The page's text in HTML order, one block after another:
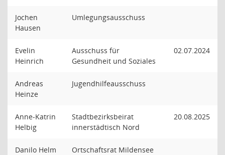
Jochen
Hausen
Umlegungsausschuss
Evelin
Heinrich
Ausschuss für
Gesundheit und Soziales
02.07.2024
Andreas
Heinze
Jugendhilfeausschuss
Anne-Katrin
Helbig
Stadtbezirksbeirat
innerstädtisch Nord
20.08.2025
Danilo Helm Ortschaftsrat Mildensee